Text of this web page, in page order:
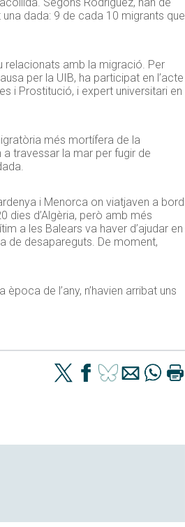
Segons Rodríguez, han de
dada: 9 de cada 10 migrants que
relacionats amb la migració. Per
per la UIB, ha participat en l’acte
i Prostitució, i expert universitari en
més mortífera de la
travessar la mar per fugir de
i Menorca on viatjaven a bord
dies d’Algèria, però amb més
a les Balears va haver d’ajudar en
de desapareguts. De moment,
de l’any, n’havien arribat uns